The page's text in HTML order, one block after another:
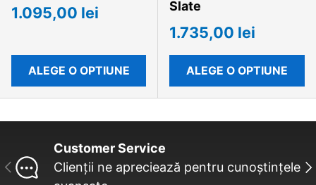
1.095,00 lei
ALEGE O OPTIUNE
Slate
1.735,00 lei
ALEGE O OPTIUNE
INAINTE
Customer Service
Clienții ne apreciează pentru cunoștințele